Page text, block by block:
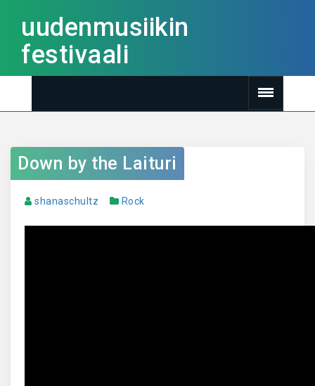
uudenmusiikin
festivaali
Down by the Laituri
shanaschultz Rock